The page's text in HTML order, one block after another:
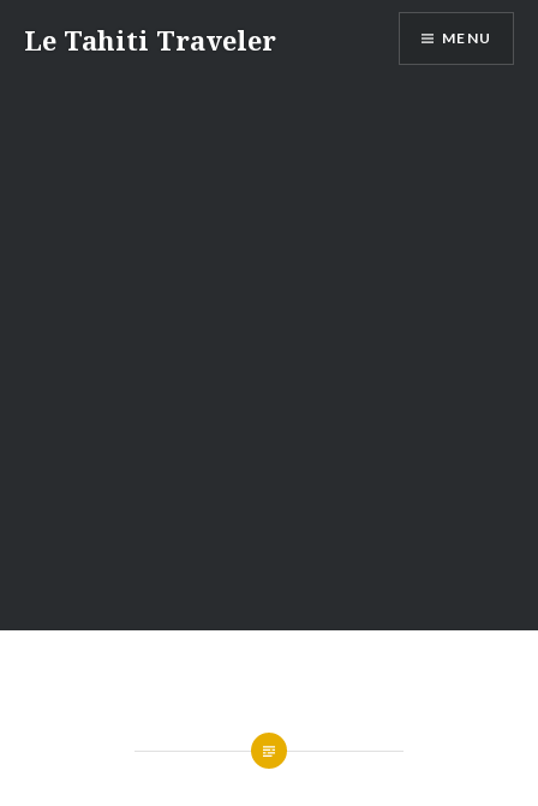
Le Tahiti Traveler MENU